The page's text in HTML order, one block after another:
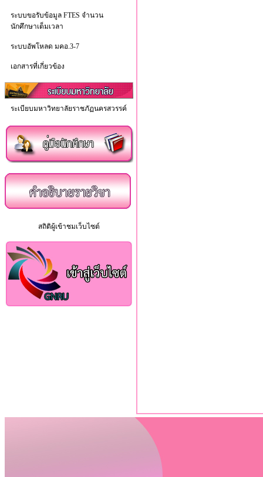
ระบบขอรับข้อมูล FTES จำนวน
นักศึกษาเต็มเวลา
ระบบอัพโหลด มคอ.3-7
เอกสารที่เกี่ยวข้อง
ระเบียบมหาวิทยาลัยราชภัฏนครสวรรค์
สถิติผู้เข้าชมเว็บไซต์